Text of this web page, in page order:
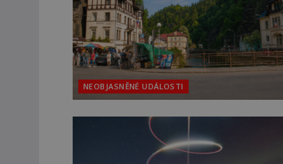
NEOBJASNĚNÉ UDÁLOSTI